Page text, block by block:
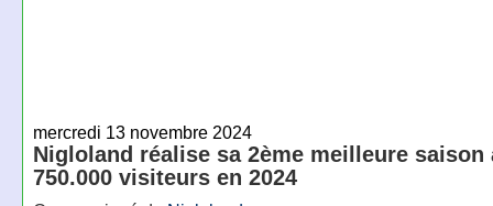
mercredi 13 novembre 2024
Nigloland réalise sa 2ème meilleure saison
750.000 visiteurs en 2024